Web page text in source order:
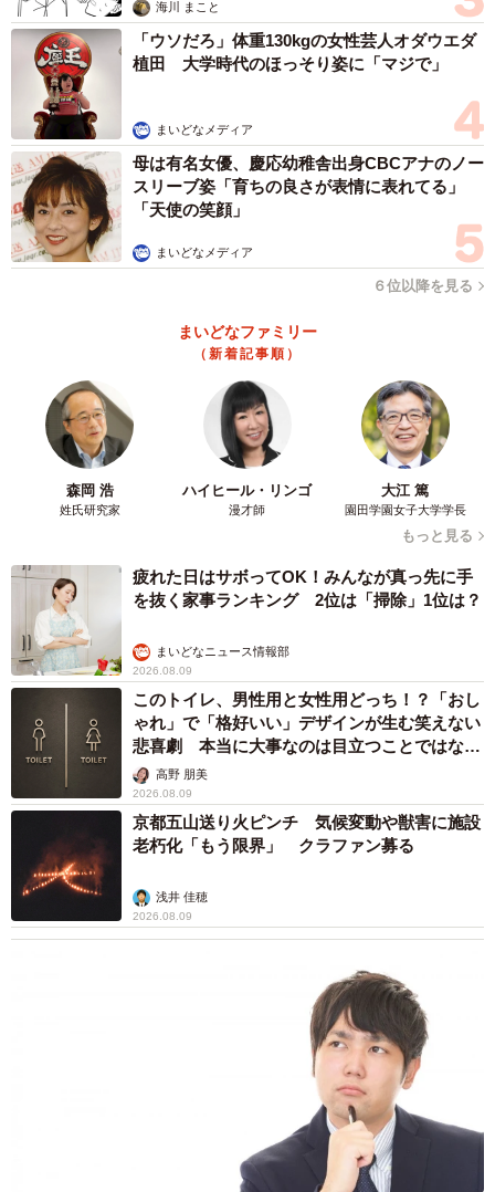
海川 まこと
「ウソだろ」体重130kgの女性芸人オダウエダ
植田 大学時代のほっそり姿に「マジで」
まいどなメディア
母は有名女優、慶応幼稚舎出身CBCアナのノー
スリーブ姿「育ちの良さが表情に表れてる」
「天使の笑顔」
まいどなメディア
６位以降を見る
まいどなファミリー
（新着記事順）
森岡 浩
姓氏研究家
ハイヒール・リンゴ
漫才師
大江 篤
園田学園女子大学学長
もっと見る
疲れた日はサボってOK！みんなが真っ先に手
を抜く家事ランキング 2位は「掃除」1位は？
まいどなニュース情報部
2026.08.09
このトイレ、男性用と女性用どっち！？「おし
ゃれ」で「格好いい」デザインが生む笑えない
悲喜劇 本当に大事なのは目立つことではな
く…高野 朋美
2026.08.09
京都五山送り火ピンチ 気候変動や獣害に施設
老朽化「もう限界」 クラファン募る
浅井 佳穂
2026.08.09